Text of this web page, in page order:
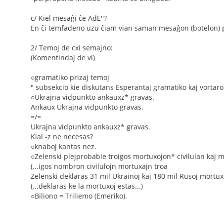
c/ Kiel mesaĝi ĉe AdE''?
En ĉi temfadeno uzu ĉiam vian saman mesaĝon
2/ Temoj de cxi semajno:
(Komentindaj de vi)
○gramatiko prizaj temoj
" subsekcio kie diskutans Esperantaj gramatiko kaj
○Ukrajna vidpunkto ankauxz* gravas.
Ankaux Ukrajna vidpunkto gravas.
=/=
Ukrajna vidpunkto ankauxz* gravas.
Kial -z ne necesas?
○knaboj kantas nez.
○Zelenski plejprobable troigos mortuxojon* civilulan kaj
(...igos nombron civilulojn mortuxajn troa
Zelenski deklaras 31 mil Ukrainoj kaj 180 mil Rusoj
(...deklaras ke la mortuxoj estas...)
○Biliono = Triliemo (Emeriko).